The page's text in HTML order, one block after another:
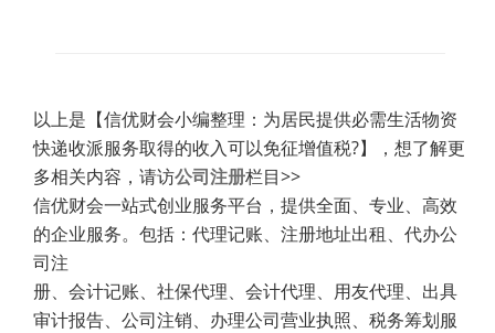
以上是【信优财会小编整理：为居民提供必需生活物资
快递收派服务取得的收入可以免征增值税?】，想了解更
多相关内容，请访公司注册栏目>>
信优财会一站式创业服务平台，提供全面、专业、高效
的企业服务。包括：代理记账、注册地址出租、代办公
司注
册、会计记账、社保代理、会计代理、用友代理、出具
审计报告、公司注销、办理公司营业执照、税务筹划服